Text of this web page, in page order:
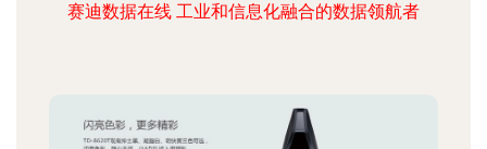
赛迪数据在线 工业和信息化融合的数据领航者